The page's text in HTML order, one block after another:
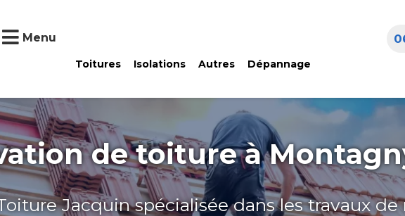
Menu
Toitures Isolations Autres Dépannage
de toiture à
Jacquin spécialisée dans les travaux